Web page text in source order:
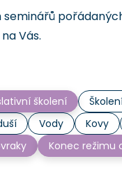
Vás.
školení
Vody Kovy
Konec režimu